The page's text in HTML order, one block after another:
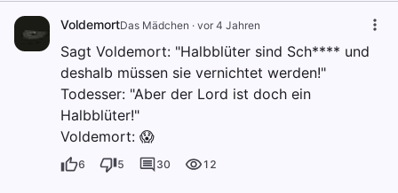
VoldemortDas Mädchen · vor 4 Jahren
Sagt Voldemort: "Halbblüter sind Sch**** und
deshalb müssen sie vernichtet werden!"
Todesser: "Aber der Lord ist doch ein
Halbblüter!"
Voldemort: 😱
6 5 30 12